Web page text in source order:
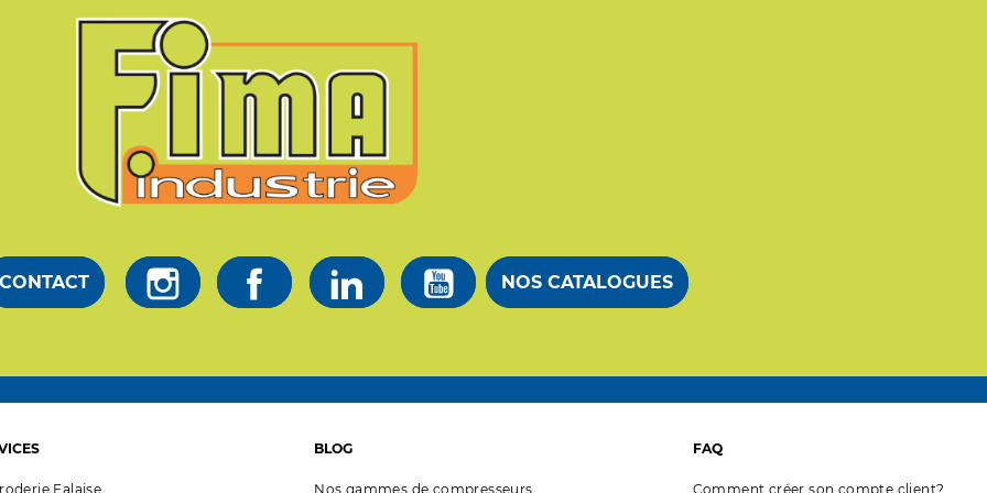
CONTACT NOS CATALOGUES
Falaise
BLOG
Nos gammes de compresseurs
FAQ
Comment créer son compte client?